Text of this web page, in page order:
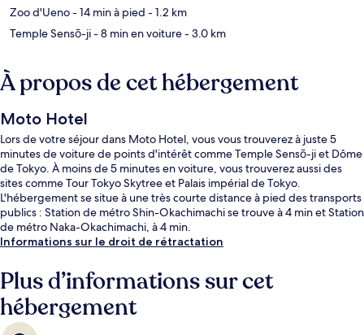
Zoo d'Ueno- 14 min à pied - 1.2 km
Temple Sensō-ji- 8 min en voiture- 3.0 km
À propos de cet hébergement
Moto Hotel
Lors de votre séjour dans Moto Hotel, vous vous trouverez à juste 5
minutes de voiture de points d'intérêt comme Temple Sensō-ji et Dôme
de Tokyo. À moins de 5 minutes en voiture, vous trouverez aussi des
sites comme Tour Tokyo Skytree et Palais impérial de Tokyo.
L'hébergement se situe à une très courte distance à pied des transports
publics : Station de métro Shin-Okachimachi se trouve à 4 min et Station
de métro Naka-Okachimachi, à 4 min.
Informations sur le droit de rétractation
Plus d’informations sur cet
hébergement